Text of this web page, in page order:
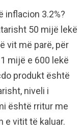
inflacion 3.2%?
50 mijë lekë
vit më parë, për
mijë e 600 lekë
produkt është
niveli i
është rritur me
e vitit të kaluar.